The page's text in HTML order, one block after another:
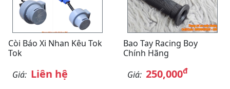
Còi Báo Xi Nhan Kêu Tok
Tok
Giá: Liên hệ
Bao Tay Racing Boy
Chính Hãng
Giá: 250,000đ